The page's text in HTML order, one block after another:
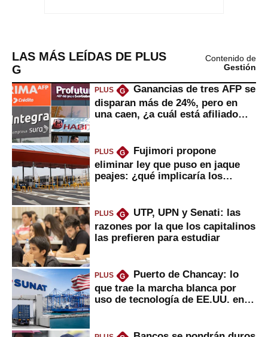
LAS MÁS LEÍDAS DE PLUS
G
Contenido de
Gestión
PLUS G
Ganancias de tres AFP se
disparan más de 24%, pero en
una caen, ¿a cuál está afiliado
PLUS G
Fujimori propone
eliminar ley que puso en jaque
peajes: ¿qué implicaría los
PLUS G
UTP, UPN y Senati: las
razones por la que los capitalinos
las prefieren para estudiar
PLUS G
Puerto de Chancay: lo
que trae la marcha blanca por
uso de tecnología de EE.UU. en